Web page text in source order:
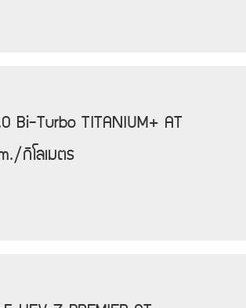
Bi-Turbo TITANIUM+ AT
กิโลเมตร